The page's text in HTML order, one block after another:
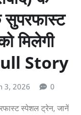
सुपरफास्ट
मिलेगी
Story
3, 2026 0
स्पेशल ट्रेन, जानें